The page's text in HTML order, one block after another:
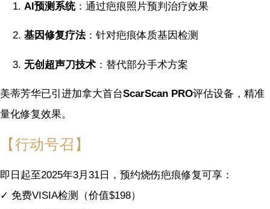
AI预测系统：通过疤痕照片预判治疗效果
基因修复疗法：针对疤痕体质基因检测
无创超声刀技术 ：替代部分手术方案
美蒂芳华已引进加拿大首台ScarScan PRO评估设备，精准
量化修复效果。
【行动号召】
即日起至2025年3月31日，预约烧伤疤痕修复可享：
✓ 免费VISIA检测（价值$198）